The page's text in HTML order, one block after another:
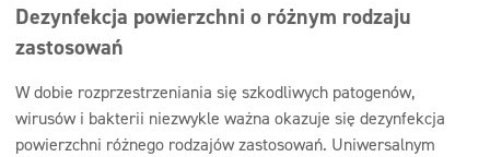
Dezynfekcja powierzchni o różnym rodzaju
zastosowań
W dobie rozprzestrzeniania się szkodliwych patogenów,
wirusów i bakterii niezwykle ważna okazuje się dezynfekcja
powierzchni różnego rodzajów zastosowań. Uniwersalnym